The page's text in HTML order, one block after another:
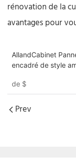
rénovation de la
avantages pour
AllandCabinet
encadré de style
avec teinture en
de $
Prev